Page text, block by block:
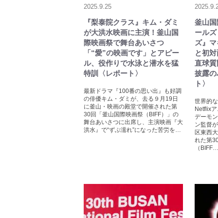
2025.9.25
『梨泰院クラス』キム・ダミ
が大洪水映画に主演！釜山国
際映画祭で舞台あいさつ
「“愛”の映画です」とアピー
ル、役作りで水泳と潜水を猛
特訓〈レポート〉
最新ドラマ『100番の思い出』も好調
の俳優キム・ダミが、去る９月19日
に釜山・映画の殿堂で開催された第
30回「釜山国際映画祭（BIFF）」の
舞台あいさつに出席し、主演映画『大
洪水』で“ずぶ濡れ”になった苦労を…
釜山
ール
ズ』
と初
直球
披露
ト〉
世界的
Netflix
デーモ
ン監督
区東西
れた第
（BIFF…